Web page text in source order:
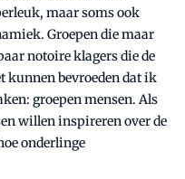
maar soms ook
Groepen die maar
notoire klagers die de
kunnen bevroeden dat ik
groepen mensen. Als
willen inspireren over de
onderlinge